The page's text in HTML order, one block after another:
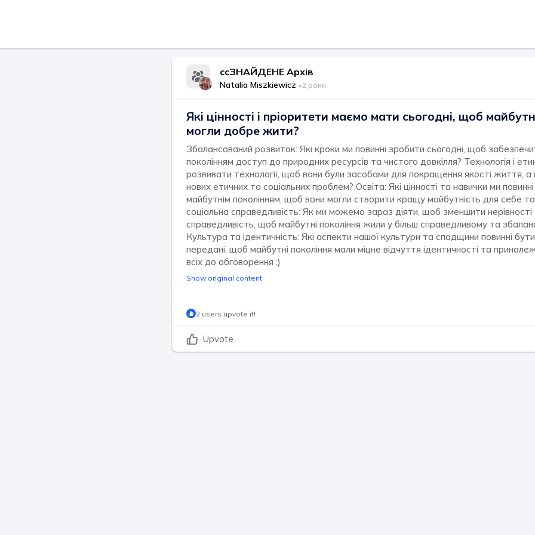
ccЗНАЙДЕНЕ Архів
Natalia Miszkiewicz •2 роки
Які цінності і пріоритети маємо мати сьогодні, щоб
могли добре жити?
Збалансований розвиток: Які кроки ми повинні зробити сьогодні, щоб
поколінням доступ до природних ресурсів та чистого довкілля? Технологія і
розвивати технології, щоб вони були засобами для покращення якості життя,
нових етичних та соціальних проблем? Освіта: Які цінності та навички ми
майбутнім поколінням, щоб вони могли створити кращу майбутність для себе та
соціальна справедливість: Як ми можемо зараз діяти, щоб зменшити
справедливість, щоб майбутні покоління жили у більш справедливому та
Культура та ідентичність: Які аспекти нашої культури та спадщини повинні
передані, щоб майбутні покоління мали міцне відчуття ідентичності та
всіх до обговорення :)
Show original content
2 users upvote it!
Upvote